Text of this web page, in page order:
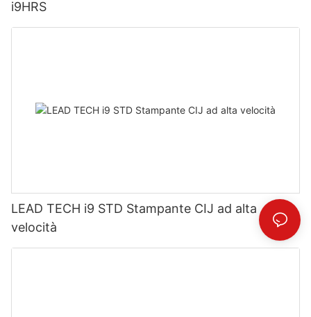
i9HRS
LEAD TECH i9 STD Stampante CIJ ad alta
velocità